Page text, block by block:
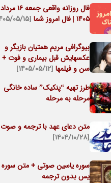
فال روزانه واقعی جمعه ۱۶ مرداد
۱۴۰۵ | فال امروز شما
[۱۴۰۵/۰۵/۱۵]
بیوگرافی مریم همتیان بازیگر و
عکسهایش قبل بیماری و فوت +
سن و فیلمها [۱۴۰۵/۰۵/۱۲]
طرز تهیه “پنکیک” ساده خانگی
مرحله به مرحله
متن دعای عهد با ترجمه و صوت
[۱۴۰۴/۱۰/۲۸]
سوره یاسین صوتی + متن سوره
یس بدون ترجمه